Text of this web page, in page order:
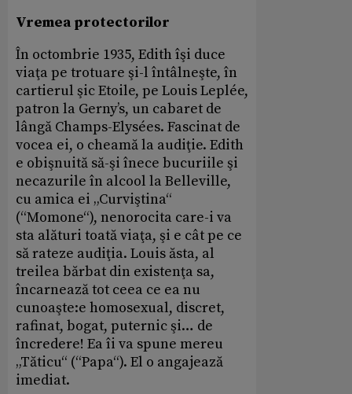
Vremea protectorilor
În octombrie 1935, Edith îşi duce
viaţa pe trotuare şi-l întâlneşte, în
cartierul şic Etoile, pe Louis Leplée,
patron la Gerny’s, un cabaret de
lângă Champs-Elysées. Fascinat de
vocea ei, o cheamă la audiţie. Edith
e obişnuită să-şi înece bucuriile şi
necazurile în alcool la Belleville,
cu amica ei „Curviştina“
(“Momone“), nenorocita care-i va
sta alături toată viaţa, şi e cât pe ce
să rateze audiţia. Louis ăsta, al
treilea bărbat din existenţa sa,
încarnează tot ceea ce ea nu
cunoaşte:e homosexual, discret,
rafinat, bogat, puternic şi… de
încredere! Ea îi va spune mereu
„Tăticu“ (“Papa“). El o angajează
imediat.